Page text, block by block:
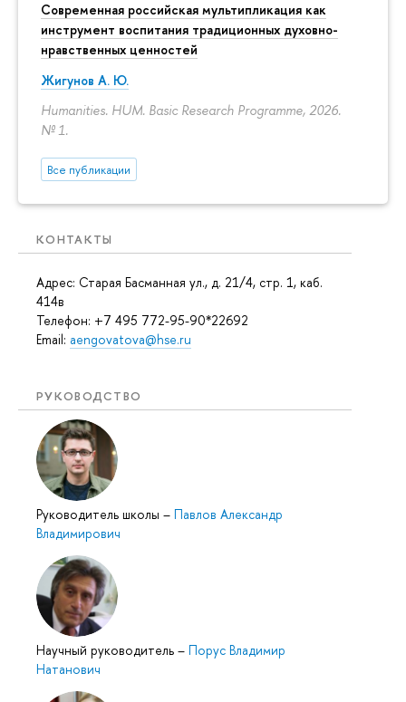
Современная российская мультипликация как
инструмент воспитания традиционных духовно-
нравственных ценностей
Жигунов А. Ю.
Humanities. HUM. Basic Research Programme, 2026.
№ 1.
Все публикации
КОНТАКТЫ
Адрес: Старая Басманная ул., д. 21/4, стр. 1, каб.
414в
Телефон: +7 495 772-95-90*22692
Email: aengovatova@hse.ru
РУКОВОДСТВО
Руководитель школы – Павлов Александр
Владимирович
Научный руководитель – Порус Владимир
Натанович